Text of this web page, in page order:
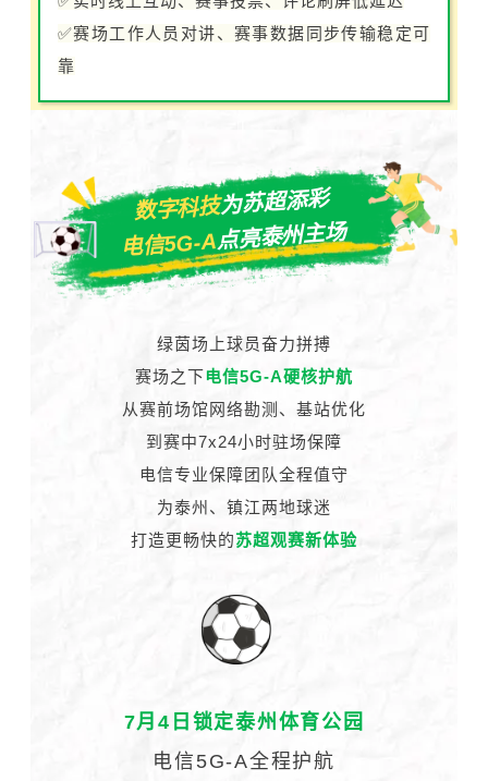
✅赛场工作人员对讲、赛事数据同步传输稳定可
靠
数字科技为苏超添彩
电信5G-A点亮泰州主场
绿茵场上球员奋力拼搏
赛场之下电信5G-A硬核护航
从赛前场馆网络勘测、基站优化
到赛中7x24小时驻场保障
电信专业保障团队全程值守
为泰州、镇江两地球迷
打造更畅快的苏超观赛新体验
7月4日锁定泰州体育公园
电信5G-A全程护航